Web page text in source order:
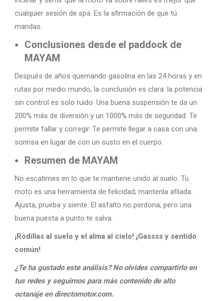
cualquier sesión de spa. Es la afirmación de que tú
mandas.
Conclusiones desde el paddock de
MAYAM
Después de años quemando gasolina en las 24 horas y en
rutas por medio mundo, la conclusión es clara: la potencia
sin control es solo ruido. Una buena suspensión te da un
200% más de diversión y un 1000% más de seguridad. Te
permite fallar y corregir. Te permite llegar a casa con una
sonrisa en lugar de con un susto en el cuerpo.
Resumen de MAYAM
No escatimes en lo que te mantiene unido al suelo. Tu
moto es una herramienta de felicidad; mantenla afilada.
Ajusta, prueba y siente. El asfalto no perdona, pero una
buena puesta a punto te salva.
¡Rodillas al suelo y el alma al cielo! ¡Gassss y sentido
común!
¿Te ha gustado este análisis? No olvides compartirlo en
tus redes y seguirnos para más contenido de alto
octanaje en directomotor.com.